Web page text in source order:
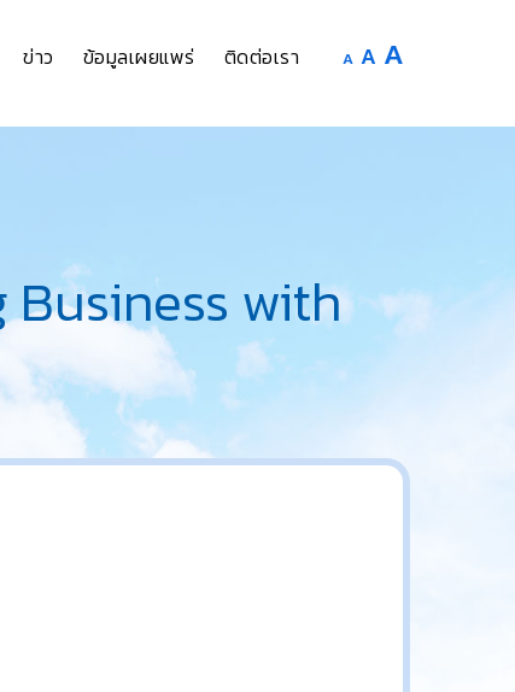
ข่าว ข้อมูลเผยแพร่ ติดต่อเรา A Decrease
A Reset
size.
A
size.
with